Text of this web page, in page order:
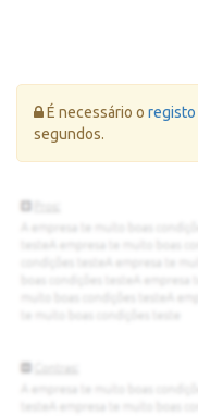
Erro:
É necessário o registo
segundos.